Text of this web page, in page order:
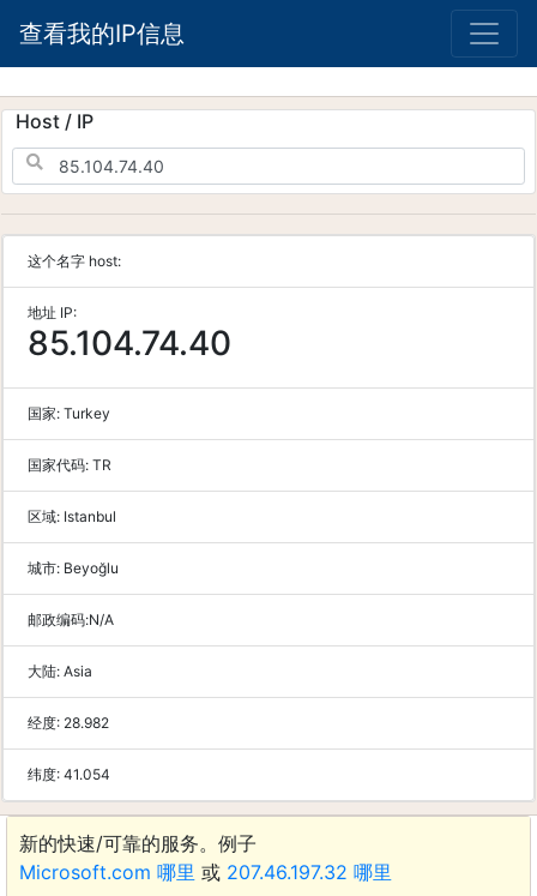
查看我的IP信息
Host / IP
这个名字 host:
地址 IP:
85.104.74.40
国家: Turkey
国家代码: TR
区域: Istanbul
城市: Beyoğlu
邮政编码:N/A
大陆: Asia
经度: 28.982
纬度: 41.054
新的快速/可靠的服务。例子
Microsoft.com 哪里 或 207.46.197.32 哪里